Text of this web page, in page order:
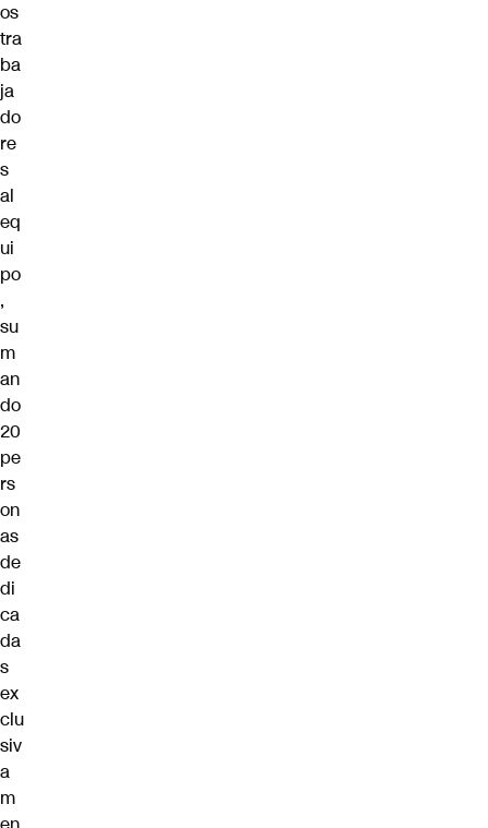
os
tra
ba
ja
do
re
s
al
eq
ui
po
,
su
m
an
do
20
pe
rs
on
as
de
di
ca
da
s
ex
clu
siv
a
m